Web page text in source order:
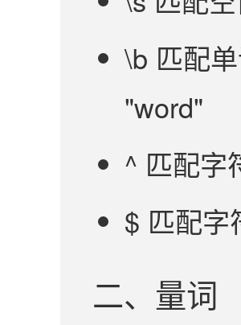
\b 匹配
"word"
^ 匹配字
$ 匹配字
二、量词